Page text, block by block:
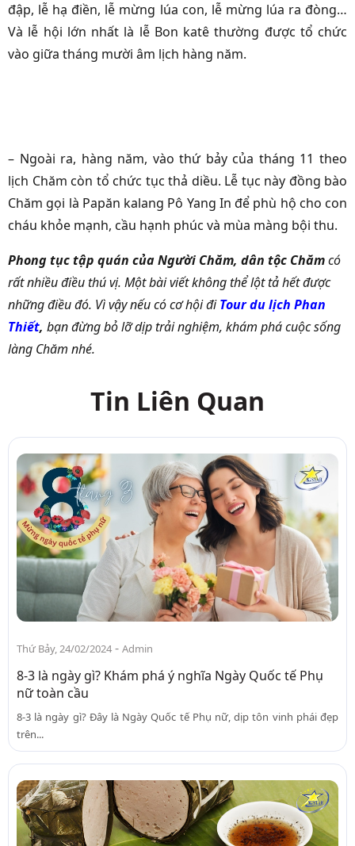
đập, lễ hạ điền, lễ mừng lúa con, lễ mừng lúa ra đòng…
Và lễ hội lớn nhất là lễ Bon katê thường được tổ chức
vào giữa tháng mười âm lịch hàng năm.
– Ngoài ra, hàng năm, vào thứ bảy của tháng 11 theo
lịch Chăm còn tổ chức tục thả diều. Lễ tục này đồng bào
Chăm gọi là Papăn kalang Pô Yang In để phù hộ cho con
cháu khỏe mạnh, cầu hạnh phúc và mùa màng bội thu.
Phong tục tập quán của Người Chăm, dân tộc Chămcó
rất nhiều điều thú vị. Một bài viết không thể lột tả hết được
những điều đó. Vì vậy nếu có cơ hội điTour du lịch Phan
Thiết, bạn đừng bỏ lỡ dịp trải nghiệm, khám phá cuộc sống
làng Chăm nhé.
Tin Liên Quan
Thứ Bảy, 24/02/2024 - Admin
8-3 là ngày gì? Khám phá ý nghĩa Ngày Quốc tế Phụ
nữ toàn cầu
8-3 là ngày gì? Đây là Ngày Quốc tế Phụ nữ, dịp tôn vinh phái đẹp
trên...